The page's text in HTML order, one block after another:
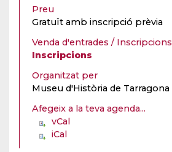
Preu
Gratuït amb inscripció prèvia
Venda d'entrades / Inscripcions
Inscripcions
Organitzat per
Museu d'Història de Tarragona
Afegeix a la teva agenda...
vCal
iCal